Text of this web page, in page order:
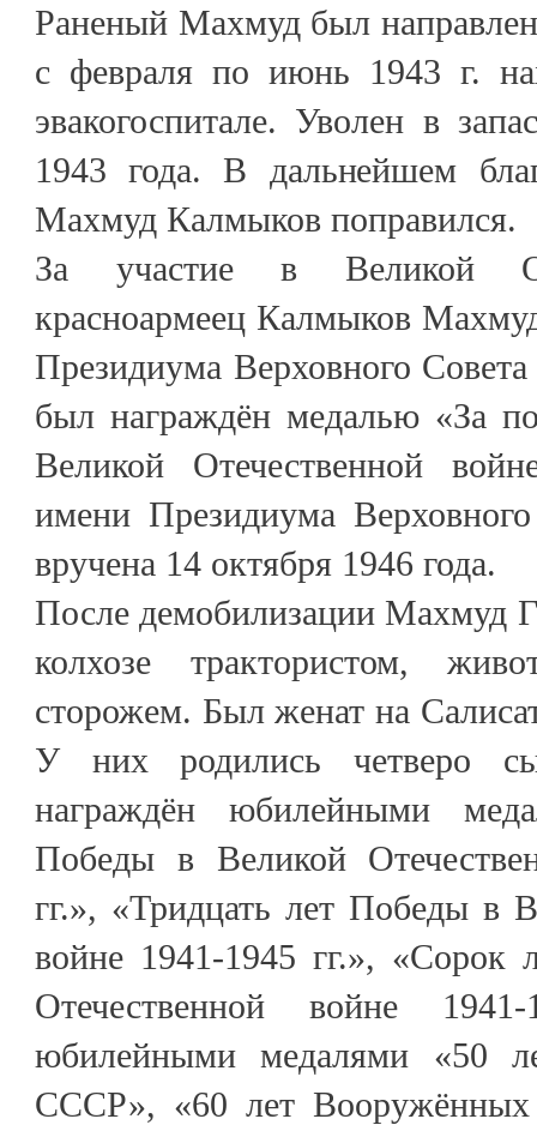
Раненый Махмуд был
с февраля по июнь 1943 г.
эвакогоспитале. Уволен в
1943 года. В дальнейшем
Махмуд Калмыков поправился.
За участие в Великой
красноармеец Калмыков
Президиума Верховного
был награждён медалью «За
Великой Отечественной
имени Президиума
вручена 14 октября 1946 года.
После демобилизации Махмуд
колхозе трактористом,
сторожем. Был женат на
У них родились четверо
награждён юбилейными
Победы в Великой
гг.», «Тридцать лет Победы в
войне 1941-1945 гг.», «Сорок
Отечественной войне
юбилейными медалями «50
СССР», «60 лет